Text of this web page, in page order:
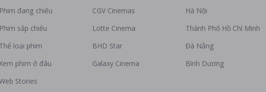
CGV Cinemas
Lotte Cinema
BHD Star
Galaxy Cinema
Hà Nội
Thành Phố Hồ Chí Minh
Đà Nẵng
Bình Dương
Phim đang chiếu
Phim sắp chiếu
Thể loại phim
phim ở đâu
Stories